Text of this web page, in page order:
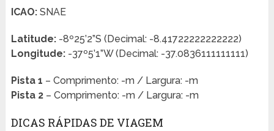
ICAO:SNAE
Latitude:-8º25’2”S (Decimal: -8.41722222222222)
Longitude:-37º5’1”W (Decimal: -37.0836111111111)
Pista 1 – Comprimento: -m / Largura: -m
Pista 2– Comprimento: -m / Largura: -m
DICAS RÁPIDAS DE VIAGEM